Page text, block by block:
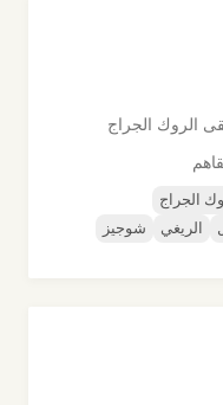
الروك الجراج
الجراج
الريغي
شوجيز